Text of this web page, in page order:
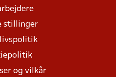
stillinger
og vilkår